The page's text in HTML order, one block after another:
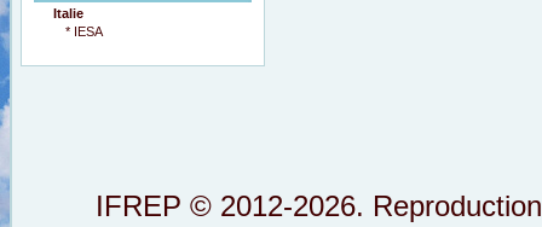
Italie
* IESA
IFREP © 2012-2026.